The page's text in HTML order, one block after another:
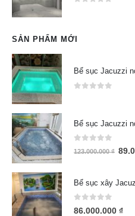
SẢN PHẨM MỚI
Bể sục Jacuzzi
Bể sục Jacuzzi
out of 5
123.000.000₫
Bể sục xây
0 out of 5
86.000.000 ₫